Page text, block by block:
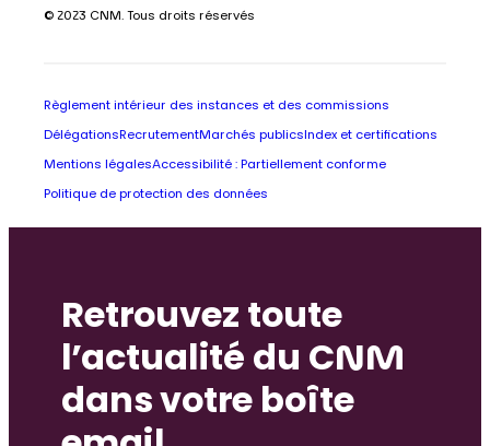
© 2023 CNM. Tous droits réservés
Règlement intérieur des instances et des commissions
Délégations RecrutementMarchés publics Index et certifications
Mentions légalesAccessibilité : Partiellement conforme
Politique de protection des données
Retrouvez toute
l’actualité du CNM
dans votre boîte